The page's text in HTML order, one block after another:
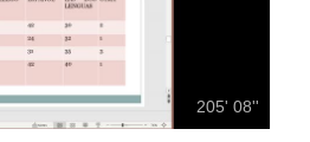
205' 08''